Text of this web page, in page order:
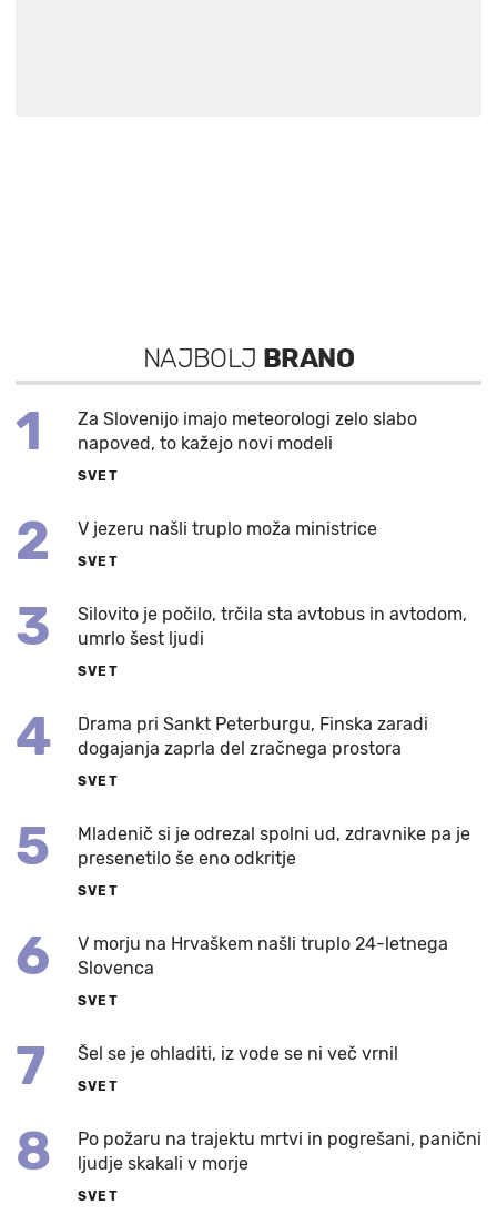
NAJBOLJ BRANO
1
Za Slovenijo imajo meteorologi zelo slabo
napoved, to kažejo novi modeli
SVET
2 V jezeru našli truplo moža ministrice
SVET
3
Silovito je počilo, trčila sta avtobus in avtodom,
umrlo šest ljudi
SVET
4
Drama pri Sankt Peterburgu, Finska zaradi
dogajanja zaprla del zračnega prostora
SVET
5
Mladenič si je odrezal spolni ud, zdravnike pa je
presenetilo še eno odkritje
SVET
6
V morju na Hrvaškem našli truplo 24-letnega
Slovenca
SVET
7 Šel se je ohladiti, iz vode se ni več vrnil
SVET
8
Po požaru na trajektu mrtvi in pogrešani, panični
ljudje skakali v morje
SVET